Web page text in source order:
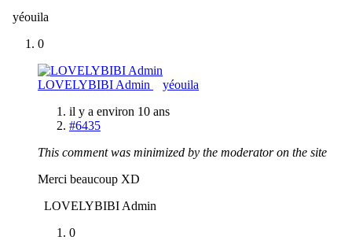
yéouila
0
LOVELYBIBI Admin
yéouila
il y a environ 10 ans
#6435
This comment was minimized by the moderator on the site
Merci beaucoup XD
LOVELYBIBI Admin
0